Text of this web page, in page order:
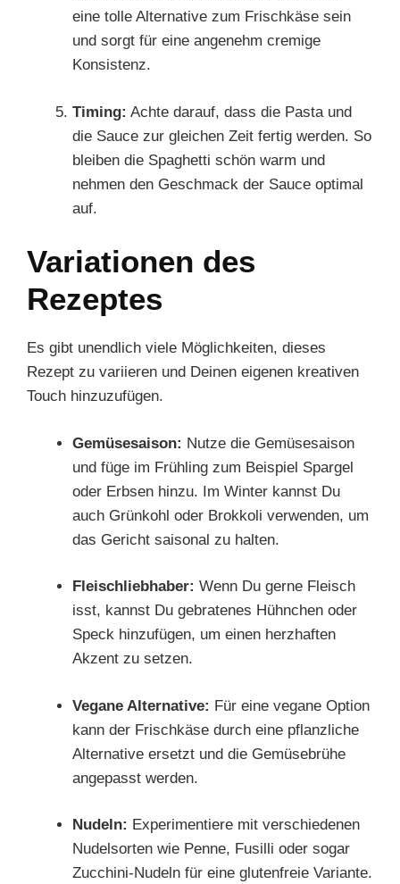
eine tolle Alternative zum Frischkäse sein
und sorgt für eine angenehm cremige
Konsistenz.
Timing: Achte darauf, dass die Pasta und
die Sauce zur gleichen Zeit fertig werden. So
bleiben die Spaghetti schön warm und
nehmen den Geschmack der Sauce optimal
auf.
Variationen des
Rezeptes
Es gibt unendlich viele Möglichkeiten, dieses
Rezept zu variieren und Deinen eigenen kreativen
Touch hinzuzufügen.
Gemüsesaison: Nutze die Gemüsesaison
und füge im Frühling zum Beispiel Spargel
oder Erbsen hinzu. Im Winter kannst Du
auch Grünkohl oder Brokkoli verwenden, um
das Gericht saisonal zu halten.
Fleischliebhaber: Wenn Du gerne Fleisch
isst, kannst Du gebratenes Hühnchen oder
Speck hinzufügen, um einen herzhaften
Akzent zu setzen.
Vegane Alternative: Für eine vegane Option
kann der Frischkäse durch eine pflanzliche
Alternative ersetzt und die Gemüsebrühe
angepasst werden.
Nudeln: Experimentiere mit verschiedenen
Nudelsorten wie Penne, Fusilli oder sogar
Zucchini-Nudeln für eine glutenfreie Variante.